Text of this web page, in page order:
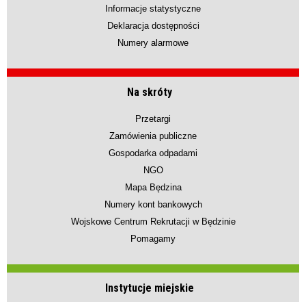
Informacje statystyczne
Deklaracja dostępności
Numery alarmowe
Na skróty
Przetargi
Zamówienia publiczne
Gospodarka odpadami
NGO
Mapa Będzina
Numery kont bankowych
Wojskowe Centrum Rekrutacji w Będzinie
Pomagamy
Instytucje miejskie